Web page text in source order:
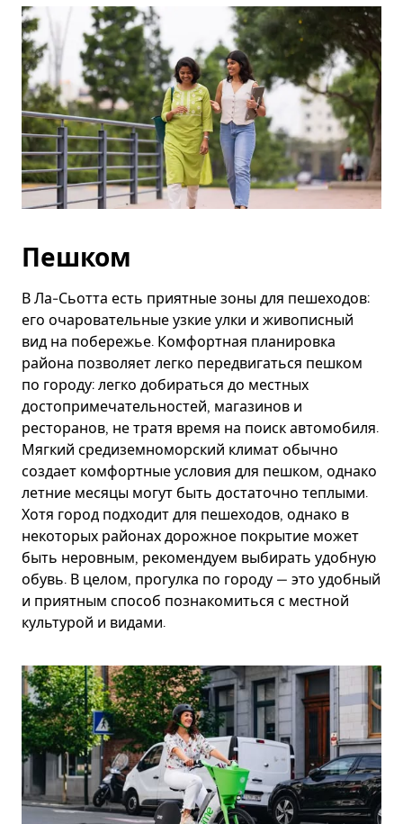
Пешком
В Ла-Сьотта есть приятные зоны для пешеходов:
его очаровательные узкие улки и живописный
вид на побережье. Комфортная планировка
района позволяет легко передвигаться пешком
по городу: легко добираться до местных
достопримечательностей, магазинов и
ресторанов, не тратя время на поиск автомобиля.
Мягкий средиземноморский климат обычно
создает комфортные условия для пешком, однако
летние месяцы могут быть достаточно теплыми.
Хотя город подходит для пешеходов, однако в
некоторых районах дорожное покрытие может
быть неровным, рекомендуем выбирать удобную
обувь. В целом, прогулка по городу — это удобный
и приятным способ познакомиться с местной
культурой и видами.